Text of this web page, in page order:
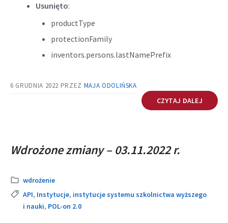
Usunięto:
productType
protectionFamily
inventors.persons.lastNamePrefix
6 GRUDNIA 2022 PRZEZ MAJA ODOLIŃSKA
CZYTAJ DALEJ
Wdrożone zmiany – 03.11.2022 r.
Kategoria:
wdrożenie
Tags:
API, Instytucje, instytucje systemu szkolnictwa wyższego
i nauki, POL-on 2.0